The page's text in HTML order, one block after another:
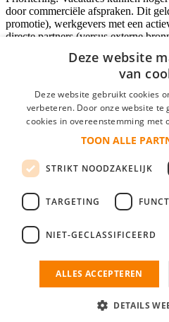
door commerciële afspraken. Dit
promotie), werkgevers met een
directe partners (versus externe
Inloggen als bedrijf
*
login gegevens onthouden
login
Bedrijf aanmelden
nieuwe collega/werknemer zo
Deze website
van
Deze website gebruikt cookies
verbeteren. Door onze website te
cookies in overeenstemming met
TOON ALLE
STRIKT NOODZAKELIJK
TARGETING
NIET-GECLASSIFICEERD
ALLES ACCEPTEREN
DETAILS